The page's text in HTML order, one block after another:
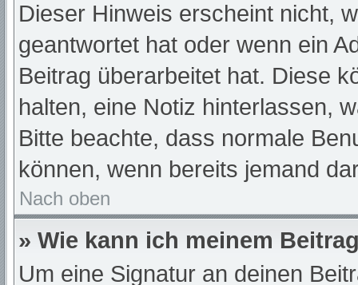
Dieser Hinweis erscheint nicht,
geantwortet hat oder wenn ein
Beitrag überarbeitet hat. Diese
halten, eine Notiz hinterlassen,
Bitte beachte, dass normale
können, wenn bereits jemand
Nach oben
» Wie kann ich meinem
Um eine Signatur an deinen